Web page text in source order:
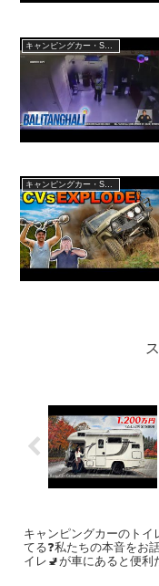
キャンピングカー・SUV人気車種
キャンピングカーのトイ
てる❓私たちの本音をお
イレ🚽が車にあると便利